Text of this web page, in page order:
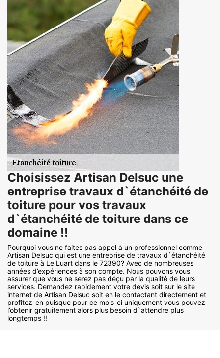
Choisissez Artisan Delsuc une
entreprise travaux d`étanchéité de
toiture pour vos travaux
d`étanchéité de toiture dans ce
domaine !!
Pourquoi vous ne faites pas appel à un professionnel comme
Artisan Delsuc qui est une entreprise de travaux d`étanchéité
de toiture à Le Luart dans le 72390? Avec de nombreuses
années d’expériences à son compte. Nous pouvons vous
assurer que vous ne serez pas déçu par la qualité de leurs
services. Demandez rapidement votre devis soit sur le site
internet de Artisan Delsuc soit en le contactant directement et
profitez-en puisque pour ce mois-ci uniquement vous pouvez
l’obtenir gratuitement alors plus besoin d`attendre plus
longtemps !!